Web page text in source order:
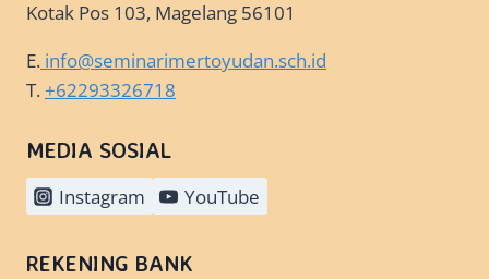
Kotak Pos 103, Magelang 56101
E. info@seminarimertoyudan.sch.id
T.+62293326718
MEDIA SOSIAL
Instagram YouTube
REKENING BANK